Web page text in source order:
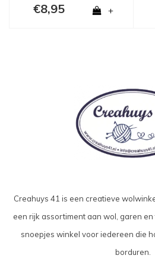
€8,95 +
Creahuys 41 is een creatieve
een rijk assortiment aan wol, garen
snoepjes winkel voor iedereen die
borduren.